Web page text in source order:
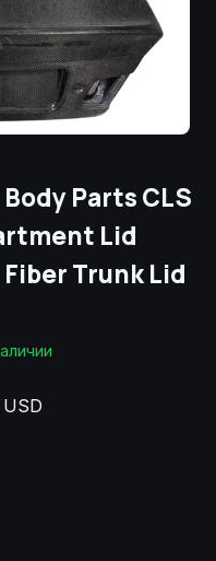
Parts CLS
Lid
Trunk Lid